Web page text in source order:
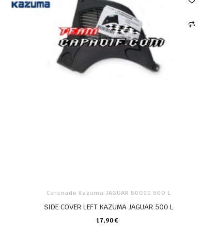
Carenado Kazuma JAGUAR 500CC 500 L
SIDE COVER LEFT KAZUMA JAGUAR 500 L
17,90 €
CARRO